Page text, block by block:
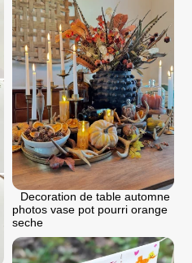
Decoration de table automne
photos vase pot pourri orange
seche